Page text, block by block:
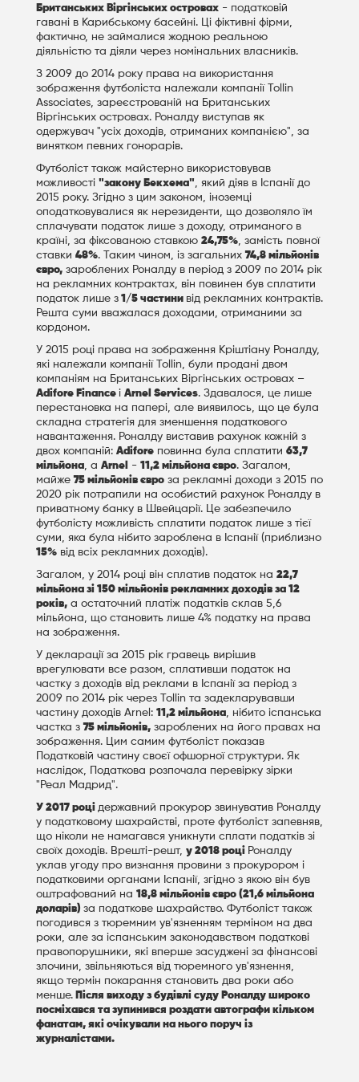
Британських Віргінських островах- податковій
гавані в Карибському басейні. Ці фіктивні фірми,
фактично, не займалися жодною реальною
діяльністю та діяли через номінальних власників.
З 2009 до 2014 року права на використання
зображення футболіста належали компанії Tollin
Associates, зареєстрованій на Британських
Віргінських островах. Роналду виступав як
одержувач "усіх доходів, отриманих компанією", за
винятком певних гонорарів.
Футболіст також майстерно використовував
можливості "закону Бекхема", який діяв в Іспанії до
2015 року. Згідно з цим законом, іноземці
оподатковувалися як нерезиденти, що дозволяло їм
сплачувати податок лише з доходу, отриманого в
країні, за фіксованою ставкою 24,75%, замість повної
ставки 48%. Таким чином, із загальних74,8 мільйонів
євро,зароблених Роналду в період з 2009 по 2014 рік
на рекламних контрактах, він повинен був сплатити
податок лише з1/5 частини від рекламних контрактів.
Решта суми вважалася доходами, отриманими за
кордоном.
У 2015 році права на зображення Кріштіану Роналду,
які належали компанії Tollin, були продані двом
компаніям на Британських Віргінських островах –
Adifore Finance і Arnel Services. Здавалося, це лише
перестановка на папері, але виявилось, що це була
складна стратегія для зменшення податкового
навантаження. Роналду виставив рахунок кожній з
двох компаній: Adiforeповинна була сплатити 63,7
мільйона, а Arnel - 11,2 мільйона євро. Загалом,
майже75 мільйонів євроза рекламні доходи з 2015 по
2020 рік потрапили на особистий рахунок Роналду в
приватному банку в Швейцарії. Це забезпечило
футболісту можливість сплатити податок лише з тієї
суми, яка була нібито зароблена в Іспанії (приблизно
15%від всіх рекламних доходів).
Загалом, у 2014 році він сплатив податок на 22,7
мільйона зі 150 мільйонів рекламних доходів за 12
років,а остаточний платіж податків склав 5,6
мільйона, що становить лише 4% податку на права
на зображення.
У декларації за 2015 рік гравець вирішив
врегулювати все разом, сплативши податок на
частку з доходів від реклами в Іспанії за період з
2009 по 2014 рік через Tollin та задекларувавши
частину доходів Arnel: 11,2 мільйона, нібито іспанська
частка з75 мільйонів,зароблених на його правах на
зображення. Цим самим футболіст показав
Податковій частину своєї офшорної структури. Як
наслідок, Податкова розпочала перевірку зірки
"Реал Мадрид".
У 2017 році державний прокурор звинуватив Роналду
у податковому шахрайстві, проте футболіст запевняв,
що ніколи не намагався уникнути сплати податків зі
своїх доходів. Врешті-решт, у 2018 році Роналду
уклав угоду про визнання провини з прокурором і
податковими органами Іспанії, згідно з якою він був
оштрафований на 18,8 мільйонів євро (21,6 мільйона
доларів) за податкове шахрайство. Футболіст також
погодився з тюремним ув'язненням терміном на два
роки, але за іспанським законодавством податкові
правопорушники, які вперше засуджені за фінансові
злочини, звільняються від тюремного ув'язнення,
якщо термін покарання становить два роки або
менше.Після виходу з будівлі суду Роналду широко
посміхався та зупинився роздати автографи кільком
фанатам, які очікували на нього поруч із
журналістами.